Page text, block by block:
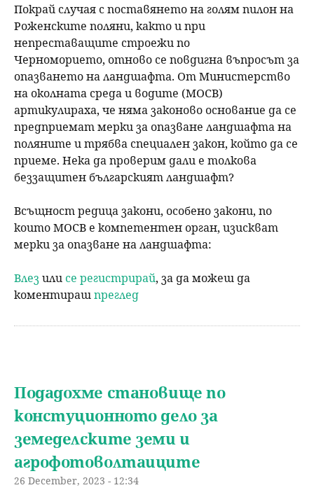
Покрай случая с поставянето на голям пилон на
Роженските поляни, както и при
непреставащите строежи по
Черноморието, отново се повдигна въпросът за
опазването на ландшафта. От Министерство
на околната среда и водите (МОСВ)
артикулираха, че няма законово основание да се
предприемат мерки за опазване ландшафта на
поляните и трябва специален закон, който да се
приеме. Нека да проверим дали е толкова
беззащитен българският ландшафт?
Всъщност редица закони, особено закони, по
които МОСВ е компетентен орган, изискват
мерки за опазване на ландшафта:
Влезили се регистрирай, за да можеш да
коментирашпреглед
Подадохме становище по
констуционното дело за
земеделските земи и
агрофотоволтаиците
26 December, 2023 - 12:34